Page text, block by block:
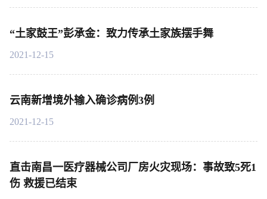
“土家鼓王”彭承金：致力传承土家族摆手舞
2021-12-15
云南新增境外输入确诊病例3例
2021-12-15
直击南昌一医疗器械公司厂房火灾现场：事故致5死1
伤 救援已结束